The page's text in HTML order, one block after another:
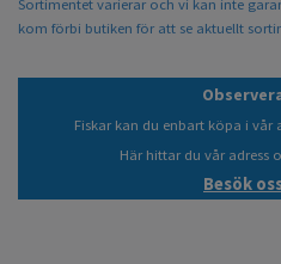
Sortimentet varierar och vi kan inte
kom förbi butiken för att se aktuellt
Fiskar kan du enbart köpa i vår
Här hittar du vår adress
Besök